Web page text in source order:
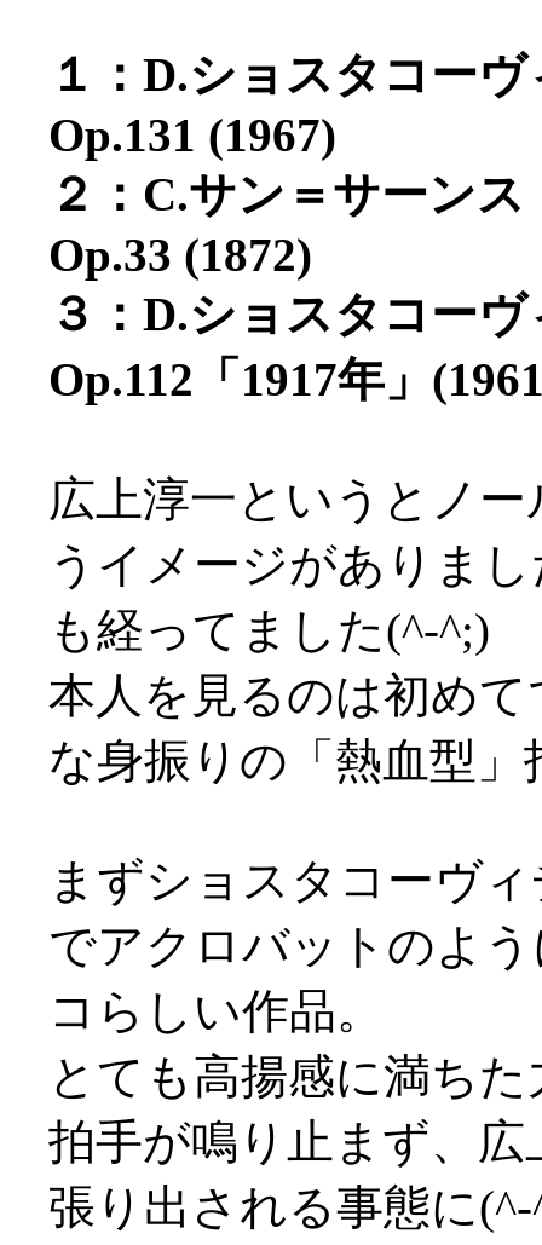
１：D.ショスタコー
Op.131 (1967)
２：C.サン＝サーン
Op.33 (1872)
３：D.ショスタコー
Op.112「1917年」
広上淳一というとノ
うイメージがありま
も経ってました(^-^;)
本人を見るのは初め
な身振りの「熱血型
まずショスタコーヴ
でアクロバットのよ
コらしい作品。
とても高揚感に満ち
拍手が鳴り止まず、
張り出される事態に